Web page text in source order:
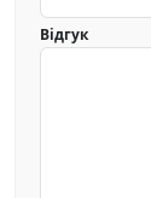
Відгук